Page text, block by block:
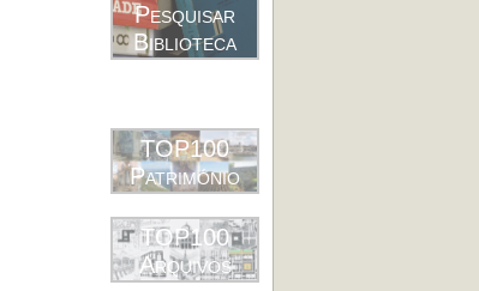
Pesquisar
Biblioteca
TOP100
Património
TOP100
Arquivos